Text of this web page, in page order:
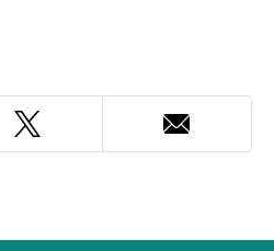
Twitter
Adresse
courriel